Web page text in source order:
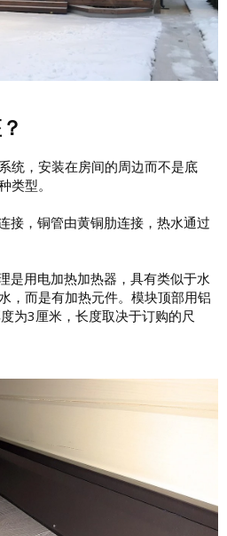
统，安装在房间的周边而不是底
类型。
接，铜管由黄铜肋连接，热水通过
是用电加热加热器，具有类似于水
，而是有加热元件。模块顶部用铝
为3厘米，长度取决于订购的尺